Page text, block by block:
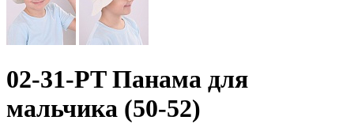
02-31-PT Панама для
мальчика (50-52)